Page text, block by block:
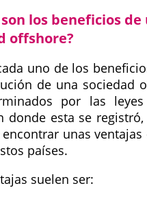
los beneficios de
offshore?
uno de los
de una sociedad
por las
donde esta se
unas
países.
suelen ser: